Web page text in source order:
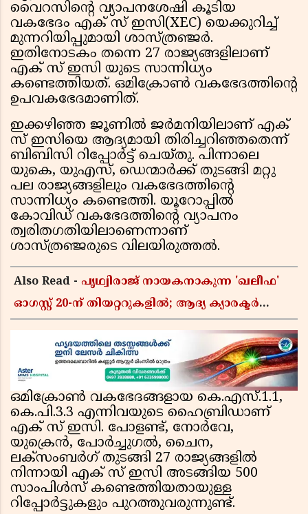
വൈറസിന്റെ വ്യാപനശേഷി കൂടിയ
വകഭേദം എക് സ് ഇസി(XEC) യെക്കുറിച്ച്
മുന്നറിയിപ്പുമായി ശാസ്ത്രഞ്ജര്‍.
ഇതിനോടകം തന്നെ 27 രാജ്യങ്ങളിലാണ്
എക് സ് ഇസി യുടെ സാന്നിധ്യം
കണ്ടെത്തിയത്. ഒമിക്രോണ്‍ വകഭേദത്തിന്റെ
ഉപവകഭേദമാണിത്.
ഇക്കഴിഞ്ഞ ജൂണില്‍ ജര്‍മനിയിലാണ് എക്
സ് ഇസിയെ ആദ്യമായി തിരിച്ചറിഞ്ഞതെന്ന്
ബിബിസി റിപ്പോര്‍ട്ട് ചെയ്തു. പിന്നാലെ
യുകെ, യുഎസ്, ഡെന്മാര്‍ക്ക് തുടങ്ങി മറ്റു
പല രാജ്യങ്ങളിലും വകഭേദത്തിന്റെ
സാന്നിധ്യം കണ്ടെത്തി. യൂറോപ്പില്‍
കോവിഡ് വകഭേദത്തിന്റെ വ്യാപനം
ത്വരിതഗതിയിലാണെന്നാണ്
ശാസ്ത്രഞ്ജരുടെ വിലയിരുത്തല്‍.
Also Read - പൃഥ്വിരാജ് നായകനാകുന്ന 'ഖലീഫ'
ഓഗസ്റ്റ് 20-ന് തിയറ്ററുകളിൽ; ആദ്യ ക്യാരക്ടർ
ഒമിക്രോണ്‍ വകഭേദങ്ങളായ കെ.എസ്.1.1,
കെ.പി.3.3 എന്നിവയുടെ ഹൈബ്രിഡാണ്
എക് സ് ഇസി. പോളണ്ട്, നോര്‍വേ,
യുക്രെന്‍, പോര്‍ച്ചുഗല്‍, ചൈന,
ലക്‌സംബര്‍ഗ് തുടങ്ങി 27 രാജ്യങ്ങളില്‍
നിന്നായി എക് സ് ഇസി അടങ്ങിയ 500
സാംപിള്‍സ് കണ്ടെത്തിയതായുള്ള
റിപ്പോര്‍ട്ടുകളും പുറത്തുവരുന്നുണ്ട്.